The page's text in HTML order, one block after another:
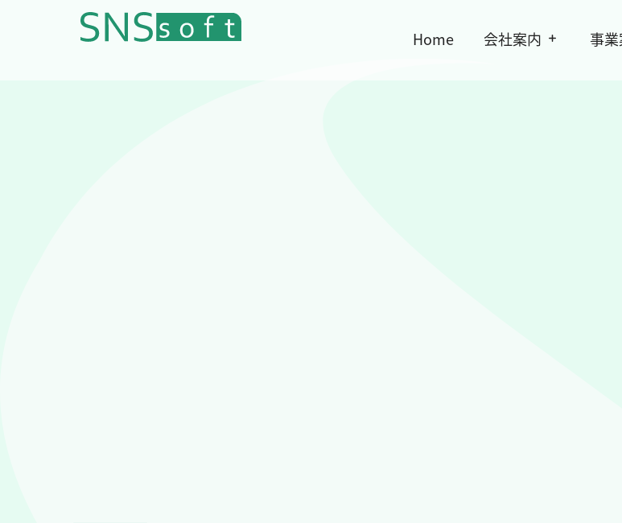
Home 会社案内 事